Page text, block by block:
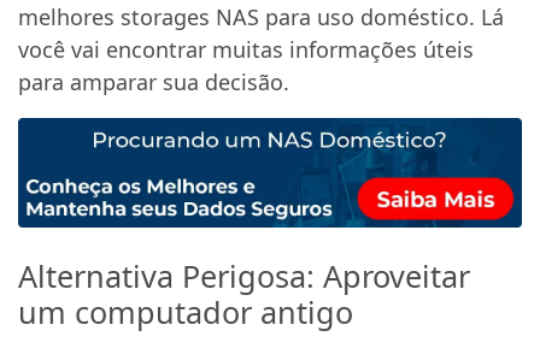
melhores storages NAS para uso doméstico. Lá
você vai encontrar muitas informações úteis
para amparar sua decisão.
Alternativa Perigosa: Aproveitar
um computador antigo